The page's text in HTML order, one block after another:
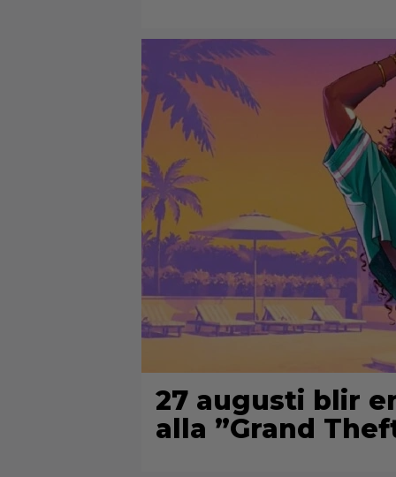
27 augusti blir
alla ”Grand